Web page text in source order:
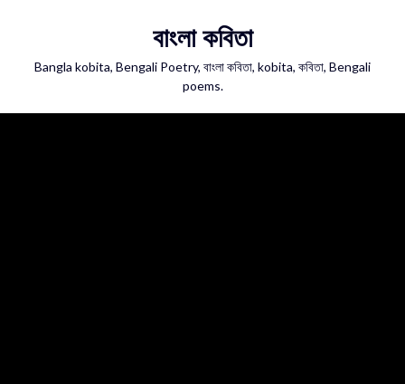
বাংলা কবিতা
Bangla kobita, Bengali Poetry, বাংলা কবিতা, kobita, কবিতা, Bengali
poems.